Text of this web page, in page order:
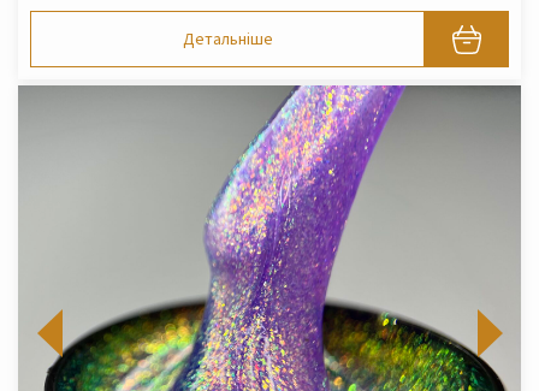
Детальніше